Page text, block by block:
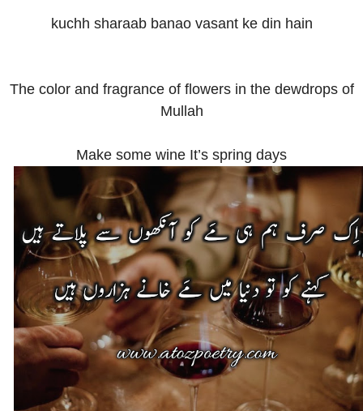
kuchh sharaab banao vasant ke din hain
The color and fragrance of flowers in the dewdrops of
Mullah
Make some wine It’s spring days